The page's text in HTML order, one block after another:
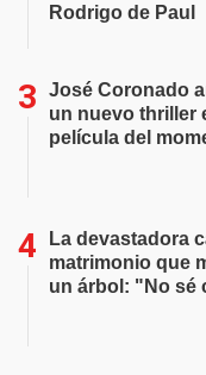
Rodrigo de Paul
José Coronado
un nuevo thriller
película del
La devastadora
matrimonio que
un árbol: "No sé